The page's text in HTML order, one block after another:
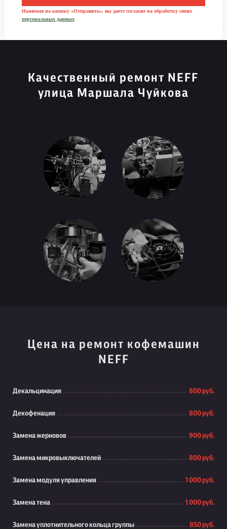
Нажимая на кнопку «Отправить», вы даете согласие на обработку своих
персональных данных
Качественный ремонт NEFF
улица Маршала Чуйкова
Цена на ремонт кофемашин
NEFF
Декальцинация 800 руб.
Декофенация 800 руб.
Замена жерновов 900 руб.
Замена микровыключателей 800 руб.
Замена модуля управления 1 000 руб.
Замена тена 1 000 руб.
Замена уплотнительного кольца группы 850 руб.